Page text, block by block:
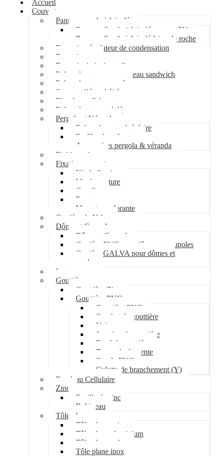
Accueil
Couverture
Panneau sandwich isolé
Panneau Sandwich isolé mousse PU
Panneau Sandwich isolé laine de roche
Bac acier régulateur de condensation
Bac acier sec
Bac acier imitation tuile
Polycarbonate pour panneau sandwich
Polycarbonate nervuré
Support d’étanchéité
Plancher collaborant
Polycarbonate ondulé
Pergola et Véranda
Polycarbonate alvéolaire
Profil polycarbonate
Accessoires pergola & véranda
Finition toiture
Fixation couverture
Kit de fixation
Vis de couture
Cavalier
Pontet
Vis auto-perforante
Costière de Velux
Dôme et Coupole
Dôme et Coupole
Costière PVC pour dômes et coupoles
Costière GALVA pour dômes et
coupoles
Lanterneau
Gouttière
Gouttière Zinc
Gouttière PVC
Gouttière PVC
Crochet de gouttière
Naissance
Jonction de gouttière
Fond de gouttière
Tuyau de descente
Coude PVC
Culotte de branchement (Y)
Bandeau Cellulaire
Zinc
Feuille de zinc
Bobineau
Tôle plane
Tôle plane acier
Tôle plane aluminium
Tôle plane galva
Tôle plane inox